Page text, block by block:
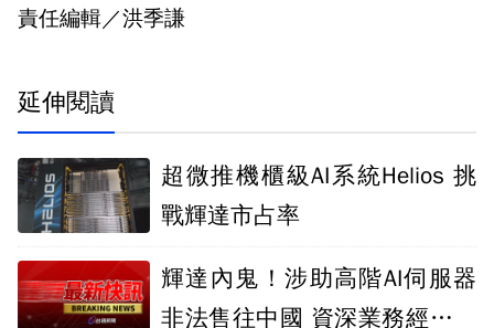
責任編輯／洪季謙
延伸閱讀
超微推機櫃級AI系統Helios 挑
戰輝達市占率
輝達內鬼！涉助高階AI伺服器
非法售往中國 資深業務經理收